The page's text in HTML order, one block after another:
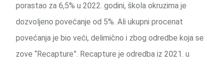
porastao za 6,5% u 2022. godini, škola okruzima je
dozvoljeno povećanje od 5%. Ali ukupni procenat
povećanja je bio veći, delimično i zbog odredbe koja se
zove “Recapture”. Recapture je odredba iz 2021. u